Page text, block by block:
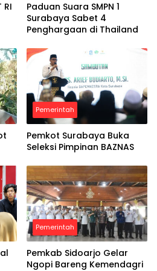
RI
Paduan Suara SMPN 1
Surabaya Sabet 4
Penghargaan di Thailand
Pemerintah
Pemkot Surabaya Buka
Seleksi Pimpinan BAZNAS
Pemerintah
Pemkab Sidoarjo Gelar
Ngopi Bareng Kemendagri